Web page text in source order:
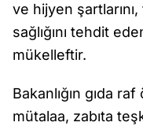
ve hijyen
sağlığını tehdit
mükelleftir.
Bakanlığın gıda
mütalaa, zabıta